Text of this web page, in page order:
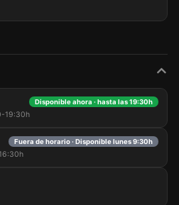
Disponible ahora · hasta las 19:30h
19:30h
Fuera de horario · Disponible lunes 9:30h